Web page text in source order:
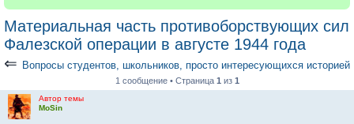
Материальная часть противоборствующих сил
Фалезской операции в августе 1944 года
⇐ Вопросы студентов, школьников, просто интересующихся историей
1 сообщение • Страница 1 из 1
Автор темы
MoSin